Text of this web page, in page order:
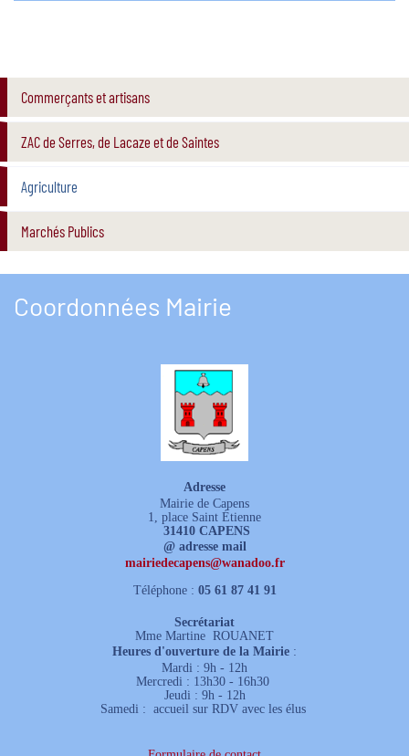
Commerçants et artisans
ZAC de Serres, de Lacaze et de Saintes
Agriculture
Marchés Publics
Coordonnées Mairie
Adresse
Mairie de Capens
1, place Saint Étienne
31410 CAPENS
@ adresse mail
mairiedecapens@wanadoo.fr
Téléphone : 05 61 87 41 91
Secrétariat
Mme Martine ROUANET
Heures d'ouverture de la Mairie :
Mardi : 9h - 12h
Mercredi : 13h30 - 16h30
Jeudi : 9h - 12h
Samedi : accueil sur RDV avec les élus